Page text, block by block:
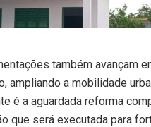
também avançam
ampliando a mobilidade
é a aguardada reforma
que será executada para